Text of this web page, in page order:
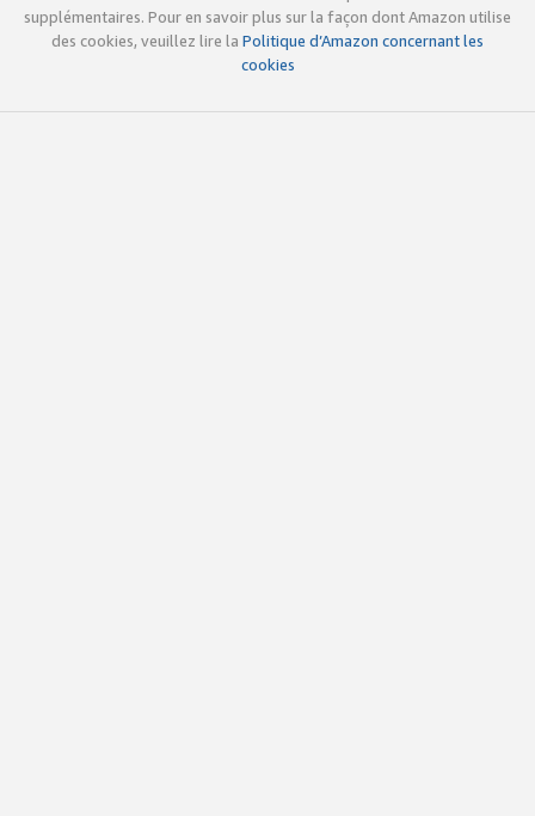
supplémentaires. Pour en savoir plus sur la façon dont Amazon utilise
des cookies, veuillez lire la Politique d’Amazon concernant les
cookies